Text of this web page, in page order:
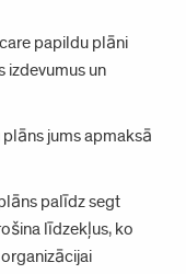
papildu plāni
izdevumus un
jums apmaksā
palīdz segt
līdzekļus, ko